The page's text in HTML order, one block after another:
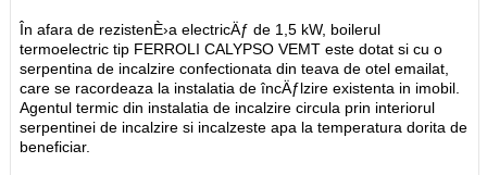
În afara de rezistenÈ›a electricÄƒ de 1,5 kW, boilerul
termoelectric tip FERROLI CALYPSO VEMT este dotat si cu o
serpentina de incalzire confectionata din teava de otel emailat,
care se racordeaza la instalatia de încÄƒlzire existenta in imobil.
Agentul termic din instalatia de incalzire circula prin interiorul
serpentinei de incalzire si incalzeste apa la temperatura dorita de
beneficiar.